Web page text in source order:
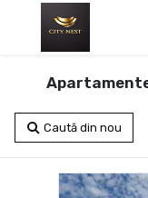
Caută din nou